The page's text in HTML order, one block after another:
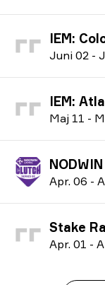
IEM:
Juni 02 - J
IEM:
Maj 11 - M
Apr. 06 - A
Stake
Apr. 01 - A